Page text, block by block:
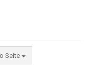
Seite